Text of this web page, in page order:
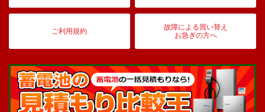
ご利用規約
故障による買い替え
お急ぎの方へ